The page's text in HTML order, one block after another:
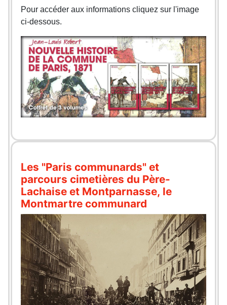
Pour accéder aux informations cliquez sur l'image
ci-dessous.
Les "Paris communards" et
parcours cimetières du Père-
Lachaise et Montparnasse, le
Montmartre communard